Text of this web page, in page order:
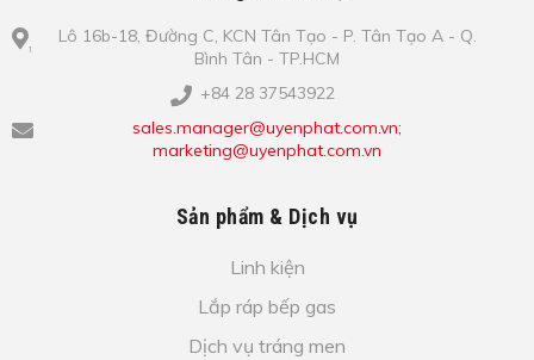
Lô​ 16b-18, Đ​ư​ờ​ng C, KCN Tâ​n Tạo​ - P. Tâ​n Tạo​ A - Q.
Bình​ Tâ​n - TP.HCM
+84 28 37543922
sales.manager@uyenphat.com.vn;
marketing@uyenphat.com.vn
Sản phẩm & Dịch vụ
Linh kiện
Lắp ráp bếp gas
Dịch vụ tráng men